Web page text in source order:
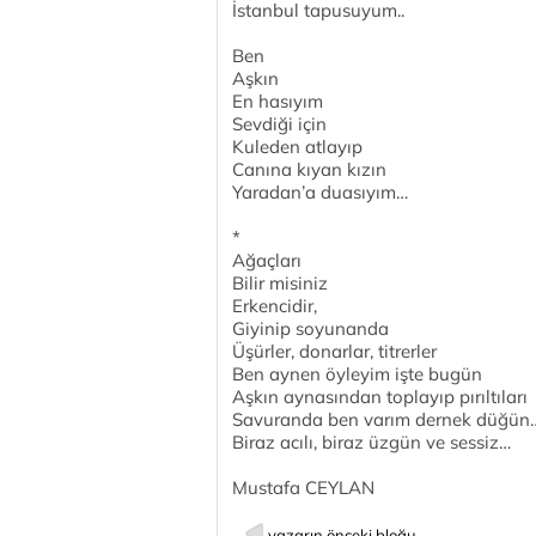
İstanbul tapusuyum..
Ben
Aşkın
En hasıyım
Sevdiği için
Kuleden atlayıp
Canına kıyan kızın
Yaradan’a duasıyım…
*
Ağaçları
Bilir misiniz
Erkencidir,
Giyinip soyunanda
Üşürler, donarlar, titrerler
Ben aynen öyleyim işte bugün
Aşkın aynasından toplayıp pırıltıları
Savuranda ben varım dernek
Biraz acılı, biraz üzgün ve sessiz…
Mustafa CEYLAN